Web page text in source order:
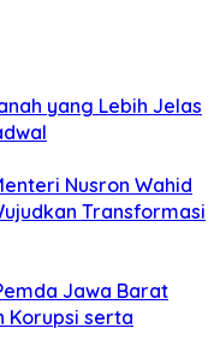
yang Lebih Jelas
Nusron Wahid
Transformasi
Jawa Barat
Korupsi serta